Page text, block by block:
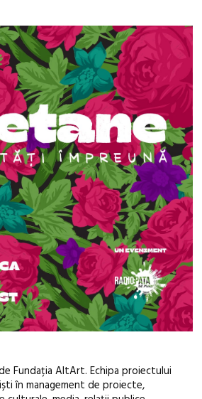
Fundația AltArt. Echipa proiectului
în management de proiecte,